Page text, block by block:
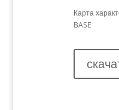
Карта
BASE